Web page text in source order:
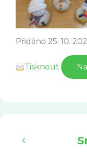
Přidáno 25. 10.
Tisknout